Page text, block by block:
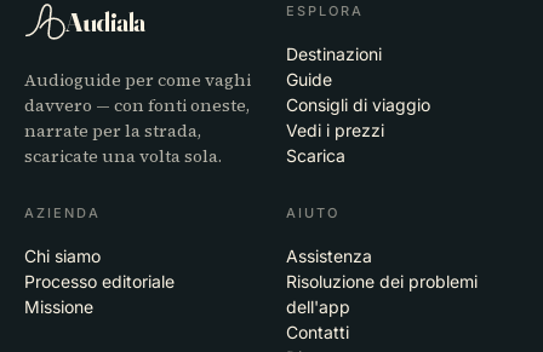
Audiala
Audioguide per come vaghi
davvero — con fonti oneste,
narrate per la strada,
scaricate una volta sola.
ESPLORA
Destinazioni
Guide
Consigli di viaggio
Vedi i prezzi
Scarica
AZIENDA
Chi siamo
Processo editoriale
Missione
AIUTO
Assistenza
Risoluzione dei problemi
dell'app
Contatti